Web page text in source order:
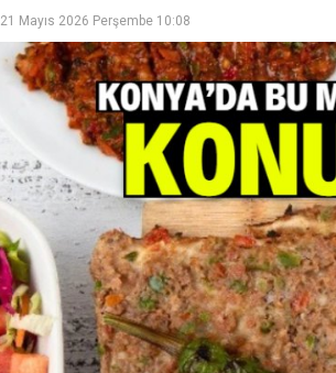
21 Mayıs 2026 Perşembe 10:08